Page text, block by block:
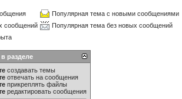
Популярная тема с новыми сообщениями
сообщений
Популярная тема без новых сообщений
разделе
создавать темы
отвечать на сообщения
прикреплять файлы
редактировать сообщения